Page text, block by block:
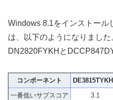
Windows 8.1をインストール
は、以下のようになりまし
DN2820FYKHと
コンポーネント
一番低いサブスコア
3.1